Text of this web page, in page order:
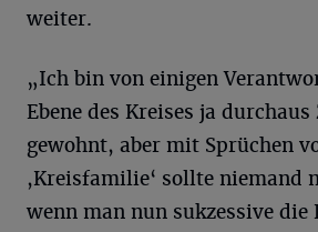
weiter.
„Ich bin von einigen
Ebene des Kreises ja
gewohnt, aber mit Sprüchen
,Kreisfamilie‘ sollte niemand
wenn man nun sukzessive die